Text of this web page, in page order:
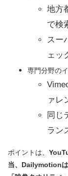
地方
で検
スー
ェッ
専門分野の
ァレ
同じ
ラン
ポイントは、
当、Dailymotion